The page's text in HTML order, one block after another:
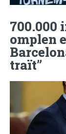
700.000
omplen
traït”